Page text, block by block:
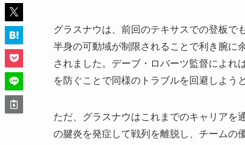
グラスナウは、前回のテキサスでの登板で
半身の可動域が制限されることで利き腕に
されました。デーブ・ロバーツ監督によれ
を防ぐことで同様のトラブルを回避しよう
ただ、グラスナウはこれまでのキャリアを
の腱炎を発症して戦列を離脱し、チームの